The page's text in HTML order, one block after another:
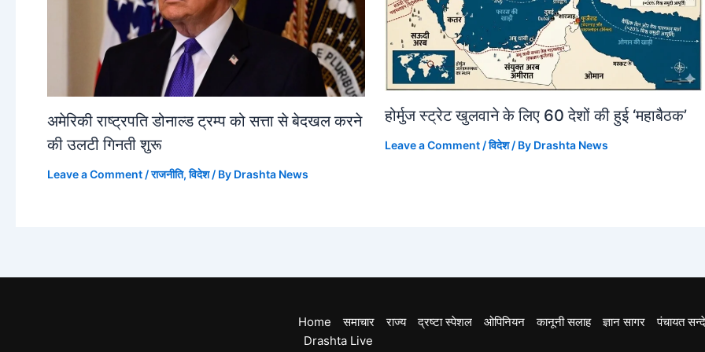
अमेरिकी राष्ट्रपति डोनाल्ड ट्रम्प को सत्ता से बेदखल करने
की उलटी गिनती शुरू
Leave a Comment /राजनीति,विदेश/ By Drashta News
होर्मुज स्ट्रेट खुलवाने के लिए 60 देशों की हुई ‘महाबैठक’
Leave a Comment /विदेश/ By Drashta News
Home समाचार राज्य द्रष्टा स्पेशल ओपिनियन कानूनी सलाह ज्ञान सागर पंचायत
Drashta Live